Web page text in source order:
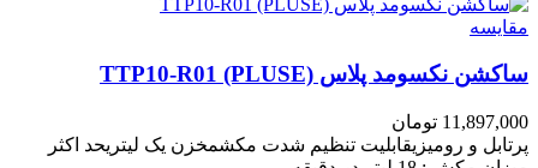
مقایسه
ساکشن نکسومد پلاس TTP10-R01 (PLUSE)
11,897,000 تومان
پرتابل و رومیزیقابلیت تنظیم شدت مکشمخزن یک لیتریحد اکثر